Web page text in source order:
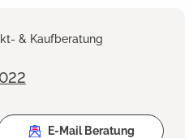
& Kaufberatung
E-Mail Beratung